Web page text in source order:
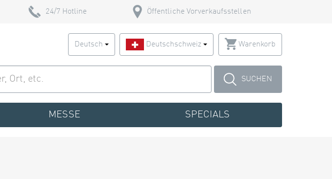
24/7 Hotline Öffentliche Vorverkaufsstellen
Deutsch Deutschschweiz Warenkorb
SUCHEN
MESSE SPECIALS